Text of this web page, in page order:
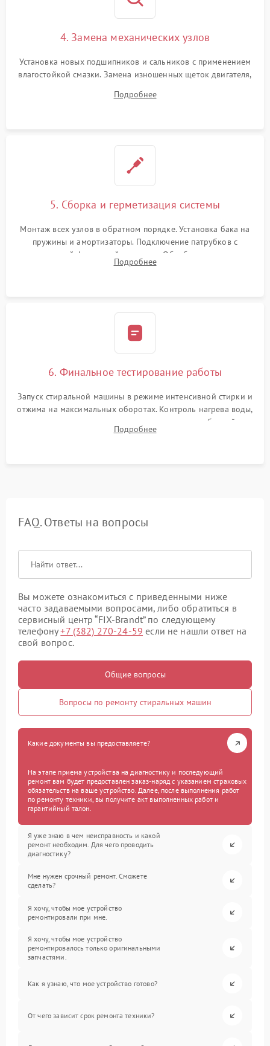
4. Замена механических узлов
Установка новых подшипников и сальников с применением
влагостойкой смазки. Замена изношенных щеток двигателя,
или поврежденной резиновой манжеты.
Подробнее
5. Сборка и герметизация системы
Монтаж всех узлов в обратном порядке. Установка бака на
пружины и амортизаторы. Подключение патрубков с
надежной фиксацией хомутами. Обработка стыков
герметиком для предотвращения возможных протечек воды.
Подробнее
6. Финальное тестирование работы
Запуск стиральной машины в режиме интенсивной стирки и
отжима на максимальных оборотах. Контроль нагрева воды,
корректности слива, отсутствия излишних вибраций,
посторонних стуков и протечек под корпусом.
Подробнее
FAQ. Ответы на вопросы
Вы можете ознакомиться с приведенными ниже
часто задаваемыми вопросами, либо обратиться в
сервисный центр “FIX-Brandt” по следующему
телефону+7 (382) 270-24-59 если не нашли ответ на
свой вопрос.
Общие вопросы
Вопросы по ремонту стиральных машин
Какие документы вы предоставляете?
На этапе приема устройства на диагностику и последующий
ремонт вам будет предоставлен заказ-наряд с указанием страховых
обязательств на ваше устройство. Далее, после выполнения работ
по ремонту техники, вы получите акт выполненных работ и
гарантийный талон.
Я уже знаю в чем неисправность и какой
ремонт необходим. Для чего проводить
диагностику?
Мне нужен срочный ремонт. Сможете
сделать?
Я хочу, чтобы мое устройство
ремонтировали при мне.
Я хочу, чтобы мое устройство
ремонтировалось только оригинальными
запчастями.
Как я узнаю, что мое устройство готово?
От чего зависит срок ремонта техники?